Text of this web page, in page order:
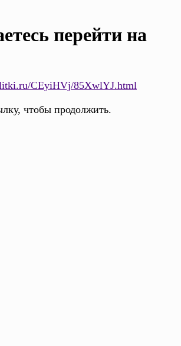
перейти на
CEyiHVj/85XwlYJ.html
чтобы продолжить.